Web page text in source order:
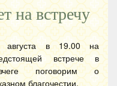
на встречу
августа в 19.00 на
встрече в
поговорим о
благочестии.